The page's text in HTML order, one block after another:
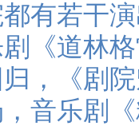
都有若干
剧《道林
，《剧
音乐剧